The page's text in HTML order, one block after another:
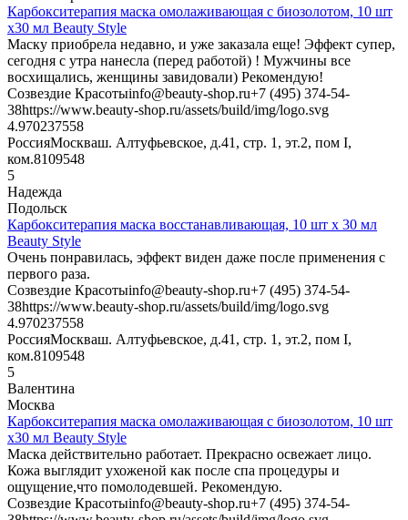
Карбокситерапия маска омолаживающая с биозолотом, 10 шт
х30 мл Beauty Style
Маску приобрела недавно, и уже заказала еще! Эффект супер,
сегодня с утра нанесла (перед работой) ! Мужчины все
восхищались, женщины завидовали) Рекомендую!
Созвездие Красотыinfo@beauty-shop.ru+7 (495) 374-54-
38https://www.beauty-shop.ru/assets/build/img/logo.svg
4.970237558
РоссияМоскваш. Алтуфьевское, д.41, стр. 1, эт.2, пом I,
ком.8109548
5
Надежда
Подольск
Карбокситерапия маска восстанавливающая, 10 шт х 30 мл
Beauty Style
Очень понравилась, эффект виден даже после применения с
первого раза.
Созвездие Красотыinfo@beauty-shop.ru+7 (495) 374-54-
38https://www.beauty-shop.ru/assets/build/img/logo.svg
4.970237558
РоссияМоскваш. Алтуфьевское, д.41, стр. 1, эт.2, пом I,
ком.8109548
5
Валентина
Москва
Карбокситерапия маска омолаживающая с биозолотом, 10 шт
х30 мл Beauty Style
Маска действительно работает. Прекрасно освежает лицо.
Кожа выглядит ухоженой как после спа процедуры и
ощущение,что помолодевшей. Рекомендую.
Созвездие Красотыinfo@beauty-shop.ru+7 (495) 374-54-